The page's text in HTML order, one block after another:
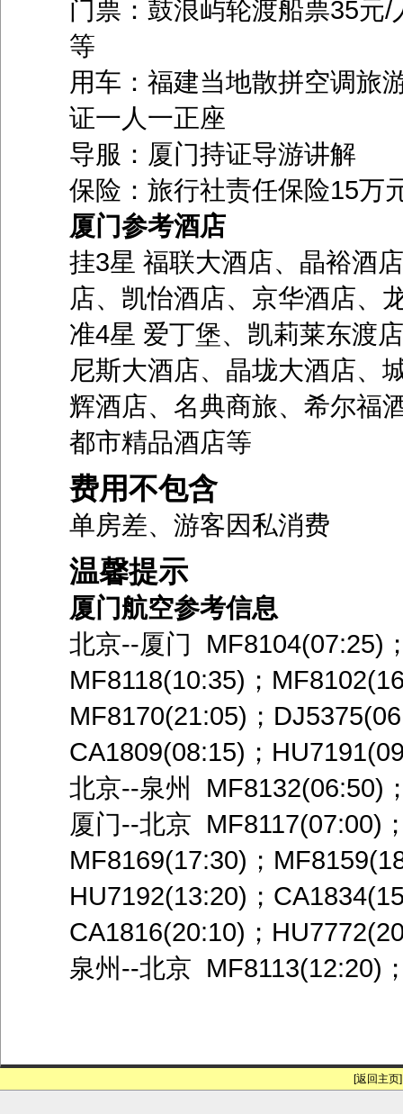
门票：鼓浪屿轮渡船票35元
等
用车：福建当地散拼空调旅
证一人一正座
导服：厦门持证导游讲解
保险：旅行社责任保险15万
厦门参考酒店
挂3星 福联大酒店、晶裕酒
店、凯怡酒店、京华酒店、
准4星 爱丁堡、凯莉莱东渡
尼斯大酒店、晶垅大酒店、
辉酒店、名典商旅、希尔福
都市精品酒店等
费用不包含
单房差、游客因私消费
温馨提示
厦门航空参考信息
北京--厦门 MF8104(07:25)
MF8118(10:35)；
MF8170(21:05)；
CA1809(08:15)；
北京--泉州 MF8132(06:50)
厦门--北京 MF8117(07:00)
MF8169(17:30)；
HU7192(13:20)；
CA1816(20:10)；
泉州--北京 MF8113(12:20)
[返回主页]